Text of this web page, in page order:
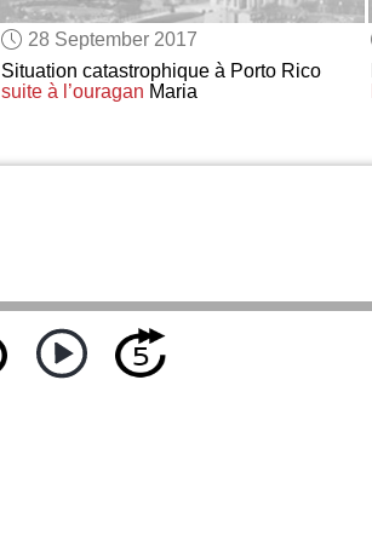
28 September 2017
Situation catastrophique à Porto Rico
suite à l’ouragan Maria